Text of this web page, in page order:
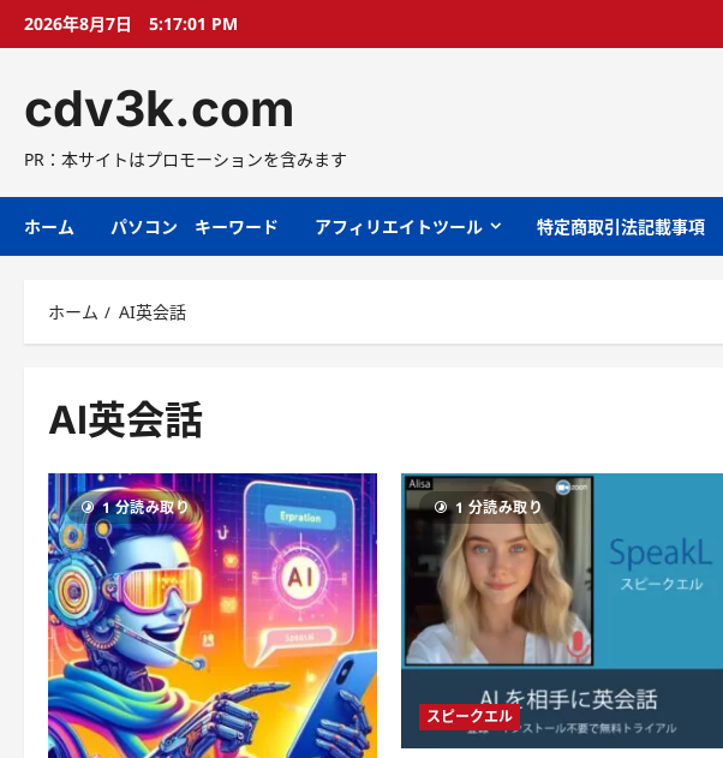
プ
2026年8月7日 5:17:02 PM
cdv3k.com
PR：本サイトはプロモーションを含みます
ホーム パソコン キーワード アフィリエイトツール 特定商取引法記載事項
ホーム AI英会話
AI英会話
1 分読み取り 1 分読み取り
スピークエル